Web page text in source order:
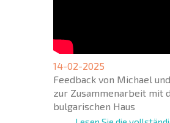
14-02-2025
Feedback von Michael
zur Zusammenarbeit mit
bulgarischen Haus